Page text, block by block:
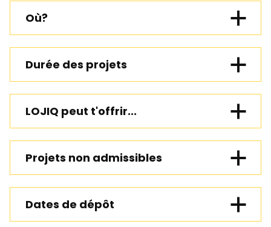
Où?
Durée des projets
LOJIQ peut t'offrir...
région
éloignée
Projets non admissibles
Dates de dépôt